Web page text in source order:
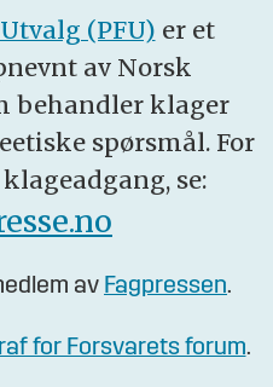
(PFU) er et
av Norsk
behandler klager
spørsmål. For
se:
av Fagpressen.
for Forsvarets forum.